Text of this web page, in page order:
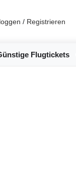
/ Registrieren
Flugtickets